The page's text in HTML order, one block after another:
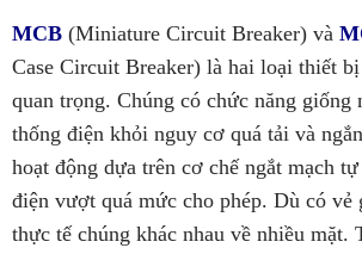
MCB (Miniature Circuit Breaker) và
Case Circuit Breaker) là hai loại thiết
quan trọng. Chúng có chức năng giống
thống điện khỏi nguy cơ quá tải và
hoạt động dựa trên cơ chế ngắt mạch
điện vượt quá mức cho phép. Dù có vẻ
thực tế chúng khác nhau về nhiều mặt.